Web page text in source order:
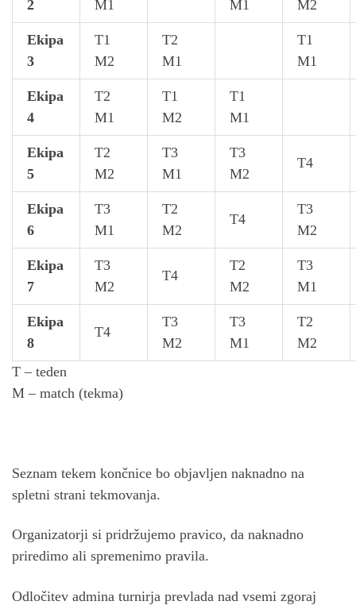
2 M1 M1 M2
Ekipa
3
T1
M2
T2
M1
T1
M1
Ekipa
4
T2
M1
T1
M2
T1
M1
Ekipa
5
T2
M2
T3
M1
T3
M2
T4
Ekipa
6
T3
M1
T2
M2
T4
T3
M2
Ekipa
7
T3
M2
T4
T2
M2
T3
M1
Ekipa
8
T4
T3
M2
T3
M1
T2
M2
T – teden
M – match (tekma)
Seznam tekem končnice bo objavljen naknadno na
spletni strani tekmovanja.
Organizatorji si pridržujemo pravico, da naknadno
priredimo ali spremenimo pravila.
Odločitev admina turnirja prevlada nad vsemi zgoraj